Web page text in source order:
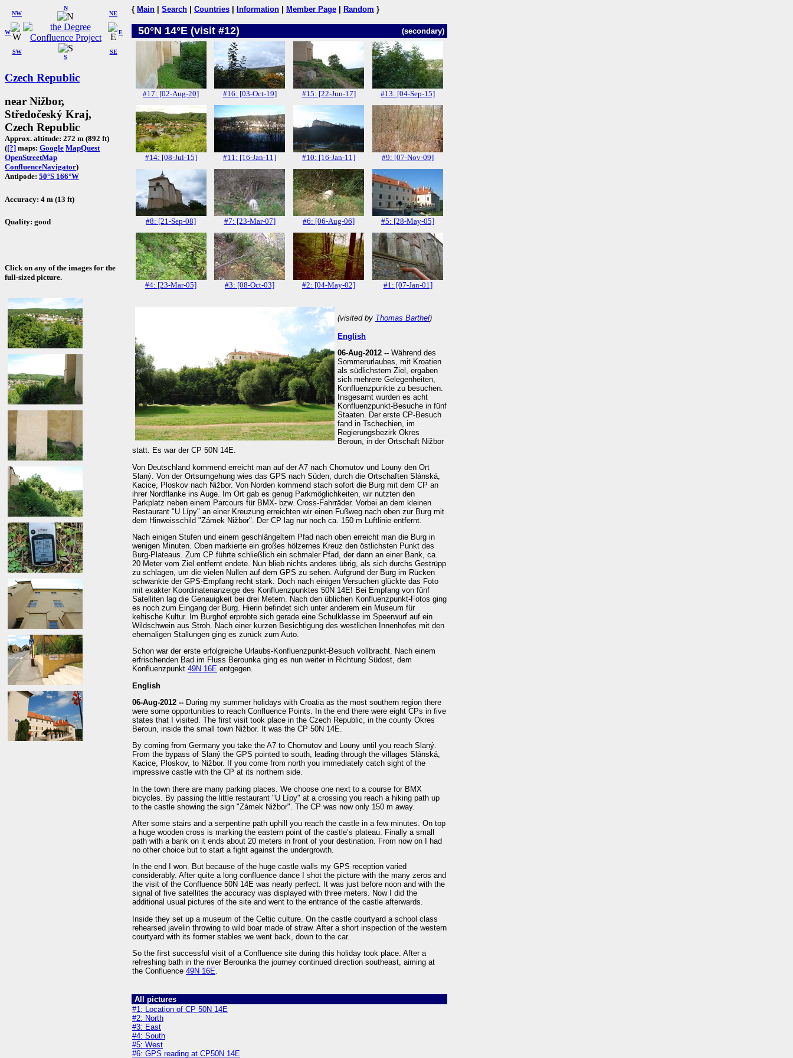
W
NW
N
NE
SW
S
SE
E
Czech Republic
near Nižbor,
Středočeský Kraj,
Czech Republic
Approx. altitude: 272 m (892 ft)
([?] maps: Google MapQuest
OpenStreetMap
ConfluenceNavigator)
Antipode: 50°S 166°W
Accuracy: 4 m (13 ft)
Quality: good
Click on any of the images for the
full-sized picture.
{ Main Search Countries Information Member Page Random }
50°N 14°E (visit #12) (secondary)
#17: [02-Aug-20] #16: [03-Oct-19] #15: [22-Jun-17] #13: [04-Sep-15]
#14: [08-Jul-15] #11: [16-Jan-11] #10: [16-Jan-11] #9: [07-Nov-09]
#8: [21-Sep-08] #7: [23-Mar-07] #6: [06-Aug-06] #5: [28-May-05]
#4: [23-Mar-05] #3: [08-Oct-03] #2: [04-May-02] #1: [07-Jan-01]
(visited by Thomas Barthel)
English
06-Aug-2012 -- Während des
Sommerurlaubes, mit Kroatien
als südlichstem Ziel, ergaben
sich mehrere Gelegenheiten,
Konfluenzpunkte zu besuchen.
Insgesamt wurden es acht
Konfluenzpunkt-Besuche in fünf
Staaten. Der erste CP-Besuch
fand in Tschechien, im
Regierungsbezirk Okres
Beroun, in der Ortschaft Nižbor
statt. Es war der CP 50N 14E.
Von Deutschland kommend erreicht man auf der A7 nach Chomutov und Louny den Ort
Slaný. Von der Ortsumgehung wies das GPS nach Süden, durch die Ortschaften Slánská,
Kacice, Ploskov nach Nižbor. Von Norden kommend stach sofort die Burg mit dem CP an
ihrer Nordflanke ins Auge. Im Ort gab es genug Parkmöglichkeiten, wir nutzten den
Parkplatz neben einem Parcours für BMX- bzw. Cross-Fahrräder. Vorbei an dem kleinen
Restaurant "U Lípy" an einer Kreuzung erreichten wir einen Fußweg nach oben zur Burg mit
dem Hinweisschild "Zámek Nižbor". Der CP lag nur noch ca. 150 m Luftlinie entfernt.
Nach einigen Stufen und einem geschlängeltem Pfad nach oben erreicht man die Burg in
wenigen Minuten. Oben markierte ein großes hölzernes Kreuz den östlichsten Punkt des
Burg-Plateaus. Zum CP führte schließlich ein schmaler Pfad, der dann an einer Bank, ca.
20 Meter vom Ziel entfernt endete. Nun blieb nichts anderes übrig, als sich durchs Gestrüpp
zu schlagen, um die vielen Nullen auf dem GPS zu sehen. Aufgrund der Burg im Rücken
schwankte der GPS-Empfang recht stark. Doch nach einigen Versuchen glückte das Foto
mit exakter Koordinatenanzeige des Konfluenzpunktes 50N 14E! Bei Empfang von fünf
Satelliten lag die Genauigkeit bei drei Metern. Nach den üblichen Konfluenzpunkt-Fotos ging
es noch zum Eingang der Burg. Hierin befindet sich unter anderem ein Museum für
keltische Kultur. Im Burghof erprobte sich gerade eine Schulklasse im Speerwurf auf ein
Wildschwein aus Stroh. Nach einer kurzen Besichtigung des westlichen Innenhofes mit den
ehemaligen Stallungen ging es zurück zum Auto.
Schon war der erste erfolgreiche Urlaubs-Konfluenzpunkt-Besuch vollbracht. Nach einem
erfrischenden Bad im Fluss Berounka ging es nun weiter in Richtung Südost, dem
Konfluenzpunkt 49N 16E entgegen.
English
06-Aug-2012 -- During my summer holidays with Croatia as the most southern region there
were some opportunities to reach Confluence Points. In the end there were eight CPs in five
states that I visited. The first visit took place in the Czech Republic, in the county Okres
Beroun, inside the small town Nižbor. It was the CP 50N 14E.
By coming from Germany you take the A7 to Chomutov and Louny until you reach Slaný.
From the bypass of Slaný the GPS pointed to south, leading through the villages Slánská,
Kacice, Ploskov, to Nižbor. If you come from north you immediately catch sight of the
impressive castle with the CP at its northern side.
In the town there are many parking places. We choose one next to a course for BMX
bicycles. By passing the little restaurant "U Lípy" at a crossing you reach a hiking path up
to the castle showing the sign "Zámek Nižbor". The CP was now only 150 m away.
After some stairs and a serpentine path uphill you reach the castle in a few minutes. On top
a huge wooden cross is marking the eastern point of the castle’s plateau. Finally a small
path with a bank on it ends about 20 meters in front of your destination. From now on I had
no other choice but to start a fight against the undergrowth.
In the end I won. But because of the huge castle walls my GPS reception varied
considerably. After quite a long confluence dance I shot the picture with the many zeros and
the visit of the Confluence 50N 14E was nearly perfect. It was just before noon and with the
signal of five satellites the accuracy was displayed with three meters. Now I did the
additional usual pictures of the site and went to the entrance of the castle afterwards.
Inside they set up a museum of the Celtic culture. On the castle courtyard a school class
rehearsed javelin throwing to wild boar made of straw. After a short inspection of the western
courtyard with its former stables we went back, down to the car.
So the first successful visit of a Confluence site during this holiday took place. After a
refreshing bath in the river Berounka the journey continued direction southeast, aiming at
the Confluence 49N 16E
All pictures
#1: Location of CP 50N 14E
#2: North
#3: East
#4: South
#5: West
#6: GPS reading at CP50N 14E